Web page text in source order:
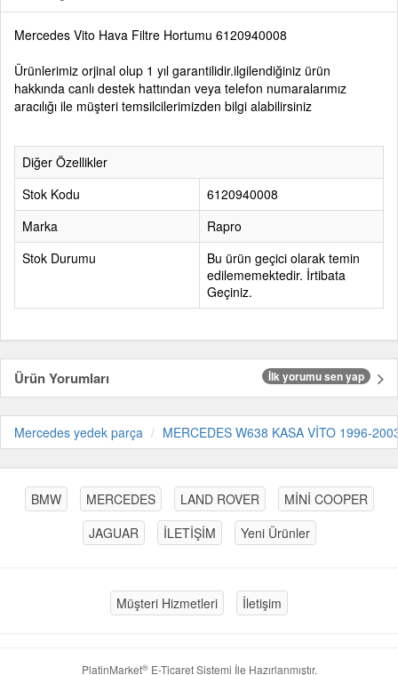
Mercedes Vito Hava Filtre Hortumu 6120940008
Ürünlerimiz orjinal olup 1 yıl garantilidir.ilgilendiğiniz ürün
hakkında canlı destek hattından veya telefon numaralarımız
aracılığı ile müşteri temsilcilerimizden bilgi alabilirsiniz
Diğer Özellikler
Stok Kodu
6120940008
Marka
Rapro
Stok Durumu
Bu ürün geçici olarak temin
edilememektedir. İrtibata
Geçiniz.
Ürün Yorumları İlk yorumu sen yap
Mercedes yedek parça MERCEDES W638 KASA VİTO 1996-
BMW MERCEDES LAND ROVER
MİNİ COOPER
JAGUAR
İLETİŞİM Yeni Ürünler
Müşteri Hizmetleri İletişim
PlatinMarket®E-Ticaret Sistemi İle Hazırlanmıştır.